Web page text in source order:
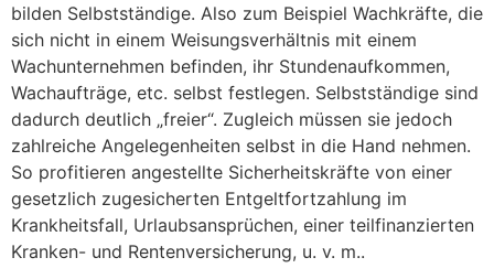
bilden Selbstständige. Also zum Beispiel Wachkräfte, die
sich nicht in einem Weisungsverhältnis mit einem
Wachunternehmen befinden, ihr Stundenaufkommen,
Wachaufträge, etc. selbst festlegen. Selbstständige sind
dadurch deutlich „freier“. Zugleich müssen sie jedoch
zahlreiche Angelegenheiten selbst in die Hand nehmen.
So profitieren angestellte Sicherheitskräfte von einer
gesetzlich zugesicherten Entgeltfortzahlung im
Krankheitsfall, Urlaubsansprüchen, einer teilfinanzierten
Kranken- und Rentenversicherung, u. v. m..